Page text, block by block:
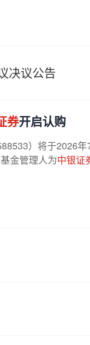
决议公告
券开启认购
588533）将于2026
金管理人为中银证